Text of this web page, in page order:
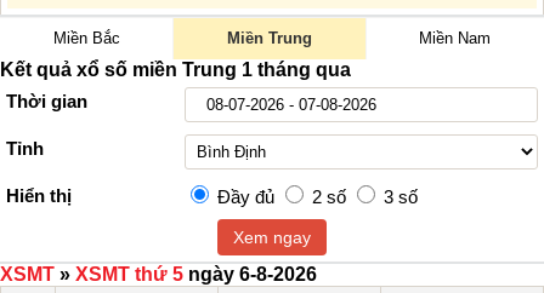
Miền Bắc Miền Trung Miền Nam
Kết quả xổ số miền Trung 1 tháng qua
Thời gian
Tỉnh
Hiển thị Đầy đủ 2 số 3 số
Xem ngay
XSMT » XSMT thứ 5 ngày 6-8-2026